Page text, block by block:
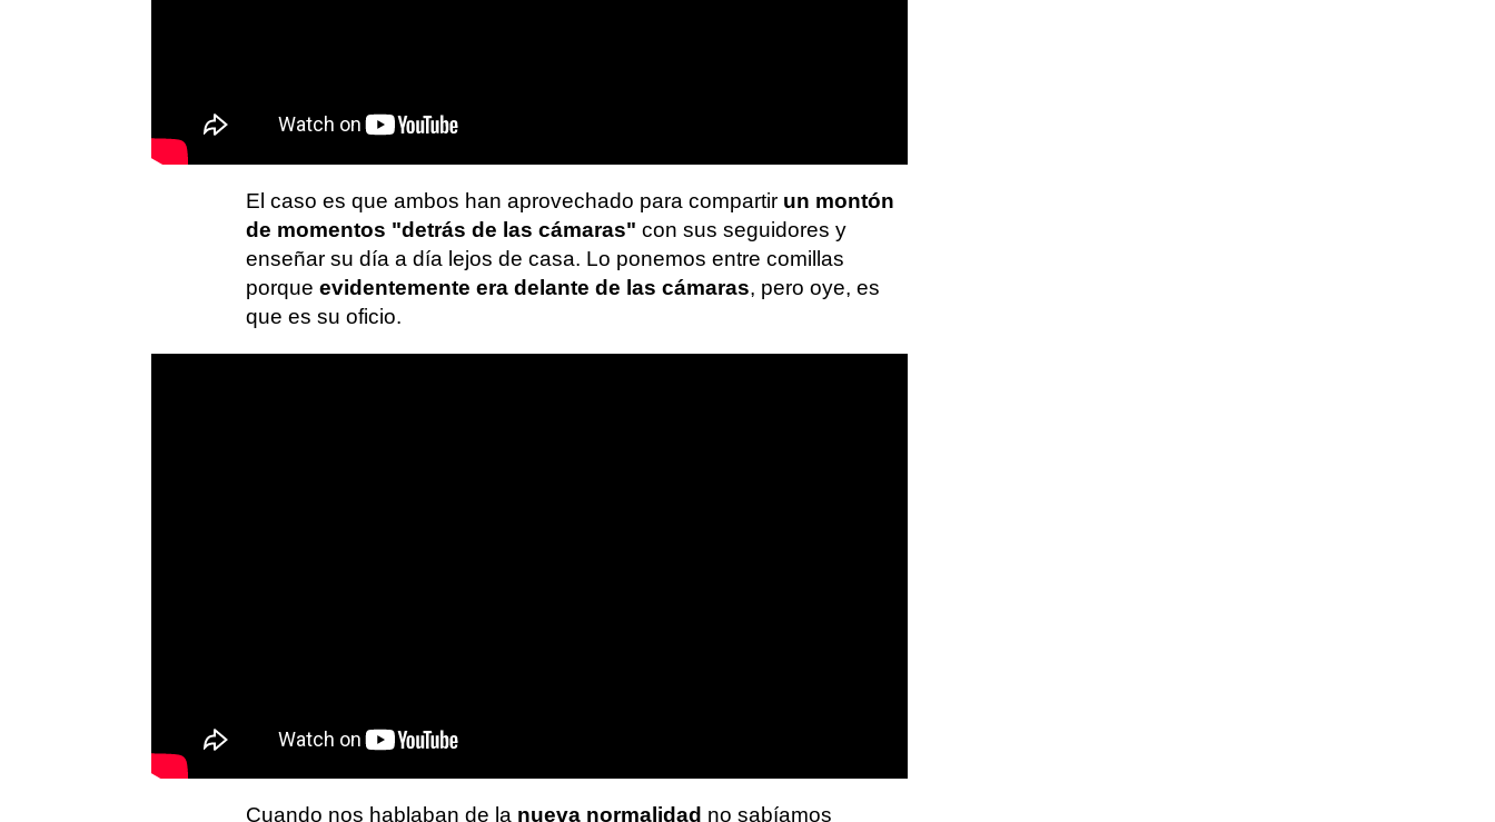
El caso es que ambos han aprovechado para compartir un montón
de momentos "detrás de las cámaras" con sus seguidores y
enseñar su día a día lejos de casa. Lo ponemos entre comillas
porque evidentemente era delante de las cámaras, pero oye, es
que es su oficio.
Cuando nos hablaban de la nueva normalidad no sabíamos